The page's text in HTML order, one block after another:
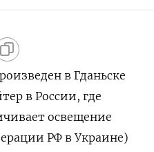
в Гданьске
в России, где
освещение
РФ в Украине)